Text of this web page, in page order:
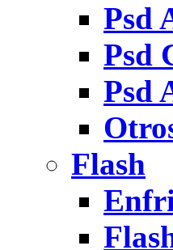
Psd
Psd
Psd
Flash